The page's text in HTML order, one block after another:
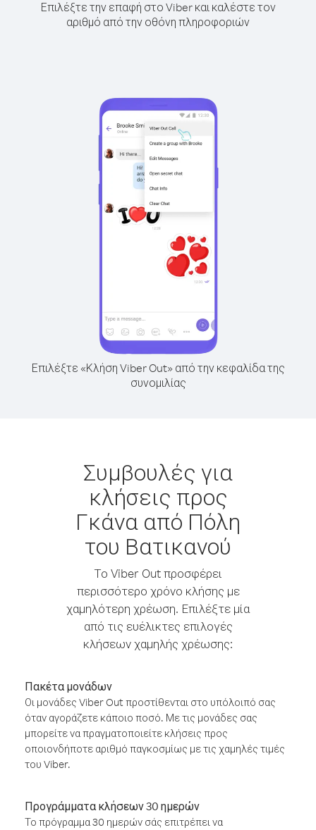
Επιλέξτε την επαφή στο Viber και καλέστε τον
αριθμό από την οθόνη πληροφοριών
Επιλέξτε «Κλήση Viber Out» από την κεφαλίδα της
συνομιλίας
Συμβουλές για
κλήσεις προς
Γκάνα από Πόλη
του Βατικανού
Το Viber Out προσφέρει
περισσότερο χρόνο κλήσης με
χαμηλότερη χρέωση. Επιλέξτε μία
από τις ευέλικτες επιλογές
κλήσεων χαμηλής χρέωσης:
Πακέτα μονάδων
Οι μονάδες Viber Out προστίθενται στο υπόλοιπό σας
όταν αγοράζετε κάποιο ποσό. Με τις μονάδες σας
μπορείτε να πραγματοποιείτε κλήσεις προς
οποιονδήποτε αριθμό παγκοσμίως με τις χαμηλές τιμές
του Viber.
Προγράμματα κλήσεων 30 ημερών
Το πρόγραμμα 30 ημερών σάς επιτρέπει να